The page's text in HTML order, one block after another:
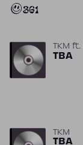
361
TKM ft.
TBA
TKM
TBA